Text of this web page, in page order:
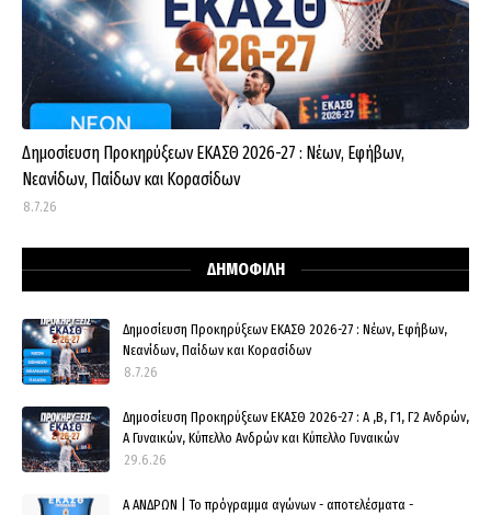
Δημοσίευση Προκηρύξεων ΕΚΑΣΘ 2026-27 : Νέων, Εφήβων,
Νεανίδων, Παίδων και Κορασίδων
8.7.26
ΔΗΜΟΦΙΛΗ
Δημοσίευση Προκηρύξεων ΕΚΑΣΘ 2026-27 : Νέων, Εφήβων,
Νεανίδων, Παίδων και Κορασίδων
8.7.26
Δημοσίευση Προκηρύξεων ΕΚΑΣΘ 2026-27 : Α ,Β, Γ1, Γ2 Ανδρών,
Α Γυναικών, Κύπελλο Ανδρών και Κύπελλο Γυναικών
29.6.26
Α ΑΝΔΡΩΝ | Το πρόγραμμα αγώνων - αποτελέσματα -